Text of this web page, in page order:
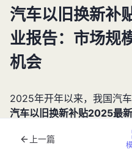
汽车以旧换新补
业报告：市场规
机会
2025年开年以来，我国汽
汽车以旧换新补贴2025最
新车的热情持续高涨，汽
构性变革。据中国汽车工
上一篇